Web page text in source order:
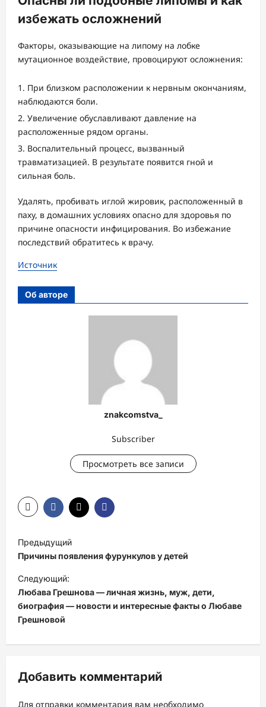
избежать осложнений
Факторы, оказывающие на липому на лобке
мутационное воздействие, провоцируют осложнения:
При близком расположении к нервным окончаниям,
наблюдаются боли.
Увеличение обуславливают давление на
расположенные рядом органы.
Воспалительный процесс, вызванный
травматизацией. В результате появится гной и
сильная боль.
Удалять, пробивать иглой жировик, расположенный в
паху, в домашних условиях опасно для здоровья по
причине опасности инфицирования. Во избежание
последствий обратитесь к врачу.
Источник
Об авторе
znakcomstva_
Subscriber
Просмотреть все записи
а
в
и
г
а
ц
я
з
Предыдущий
Причины появления фурункулов у детей
Следующий:
Любава Грешнова — личная жизнь, муж, дети,
биография — новости и интересные факты о Любаве
Грешновой
Добавить комментарий
Для отправки комментария вам необходимо